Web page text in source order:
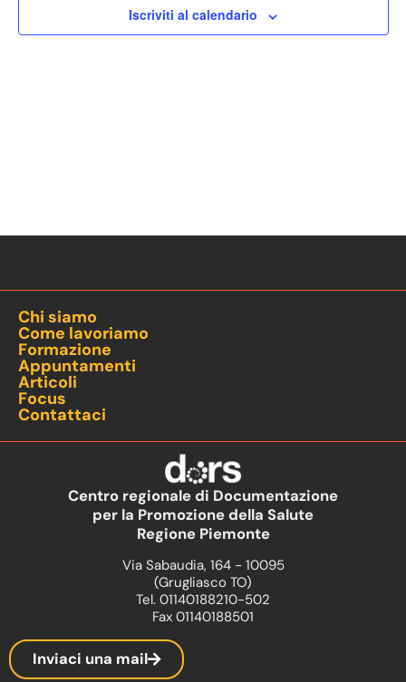
Iscriviti al calendario
Chi siamo
Come lavoriamo
Formazione
Appuntamenti
Articoli
Focus
Contattaci
Centro regionale di Documentazione
per la Promozione della Salute
Regione Piemonte
Via Sabaudia, 164 - 10095
(Grugliasco TO)
Tel. 01140188210-502
Fax 01140188501
Inviaci una mail